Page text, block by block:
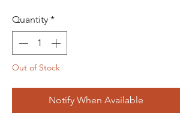
Quantity *
Out of Stock
Notify When Available